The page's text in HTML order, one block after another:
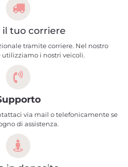
il tuo corriere
tramite corriere. Nel nostro
i nostri veicoli.
via mail o telefonicamente se
di assistenza.